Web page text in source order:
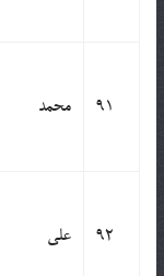
91 محمد
92 علی